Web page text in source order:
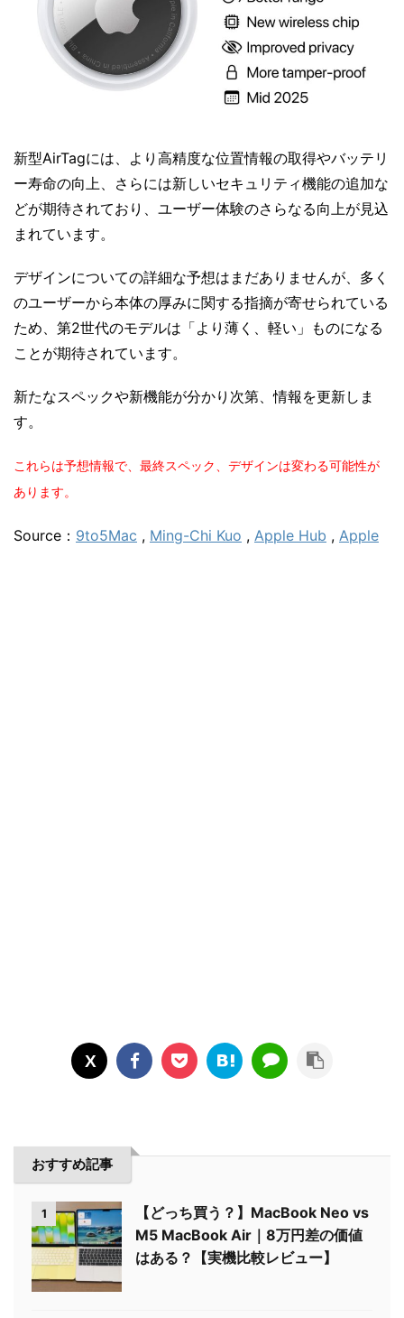
新型AirTagには、より高精度な位置情報の取得やバッテリ
ー寿命の向上、さらには新しいセキュリティ機能の追加な
どが期待されており、ユーザー体験のさらなる向上が見込
まれています。
デザインについての詳細な予想はまだありませんが、多く
のユーザーから本体の厚みに関する指摘が寄せられている
ため、第2世代のモデルは「より薄く、軽い」ものになる
ことが期待されています。
新たなスペックや新機能が分かり次第、情報を更新しま
す。
これらは予想情報で、最終スペック、デザインは変わる可能性が
あります。
Source： 9to5Mac , Ming-Chi Kuo , Apple Hub , Apple
おすすめ記事
1
【どっち買う？】MacBook Neo vs
M5 MacBook Air｜8万円差の価値
はある？【実機比較レビュー】